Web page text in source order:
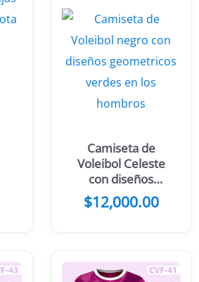
Camiseta de
Voleibol Celeste
con diseños
geometricos
azules en los
$12,000.00